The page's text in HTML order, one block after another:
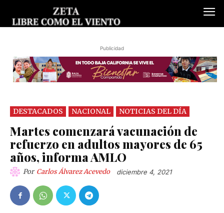
Publicidad
DESTACADOS NACIONAL NOTICIAS DEL DÍA
Martes comenzará vacunación de
refuerzo en adultos mayores de 65
años, informa AMLO
Por Carlos Álvarez Acevedo diciembre 4, 2021